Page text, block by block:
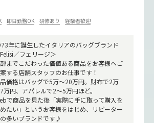
即日勤務OK 研修あり 経験者歓迎
年に誕生したイタリアのバッグブランド
／フェリージ＞
までこだわった価値ある商品をお客様へご
する店舗スタッフのお仕事です！
価格はバッグで5万～20万円。財布で2万
万円、アパレルで2～5万円ほど。
で商品を見た後「実際に手に取って購入を
たい」というお客様をはじめ、リピーター
多いブランドです♪